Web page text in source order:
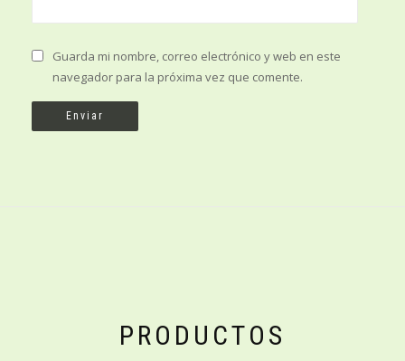
Guarda mi nombre, correo electrónico y web en este
navegador para la próxima vez que comente.
PRODUCTOS